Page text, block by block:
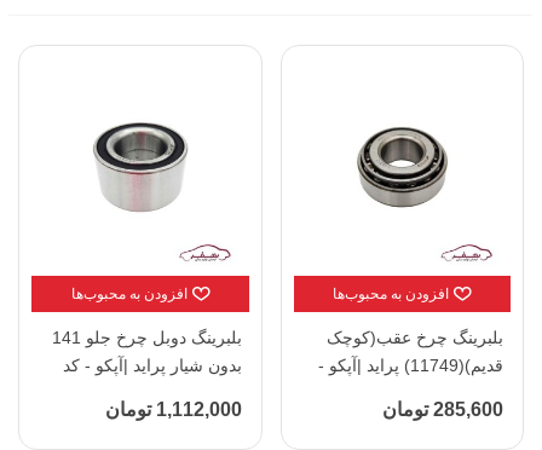
افزودن به محبوب‌ها
بلبرینگ چرخ عقب(کوچک
قدیم)(11749) پراید |آپکو -
285,600 تومان
افزودن به محبوب‌ها
بلبرینگ دوبل چرخ جلو 141
بدون شیار پراید |آپکو - کد
1,112,000 تومان